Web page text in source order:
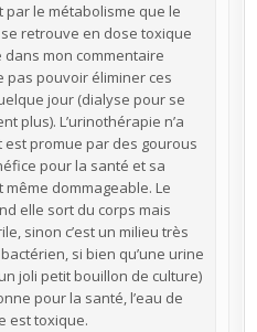
par le métabolisme que le
retrouve en dose toxique
dans mon commentaire
pas pouvoir éliminer ces
jour (dialyse pour se
plus). L’urinothérapie n’a
promue par des gourous
pour la santé et sa
dommageable. Le
elle sort du corps mais
sinon c’est un milieu très
si bien qu’une urine
joli petit bouillon de culture)
pour la santé, l’eau de
est toxique.